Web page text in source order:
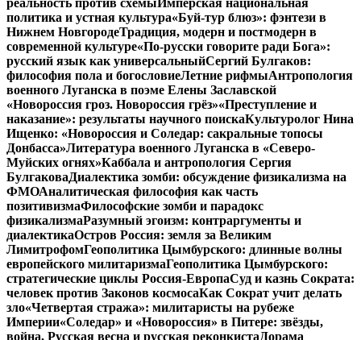
реальность против схемыИмперская национальная
политика и устная культура«Буй-тур блюз»: фэнтези в
Нижнем НовгородеТрадиция, модерн и постмодерн в
современной культуре«По-русски говорите ради Бога»:
русский язык как универсальныйСергий Булгаков:
философия пола и богословиеЛетние рифмыАнтропология
военного Луганска в поэме Елены Заславской
«Новороссия гроз. Новороссия грёз»«Преступление и
наказание»: результаты научного поискаКультуролог Нина
Ищенко: «Новороссия и Соледар: сакральные топосы
Донбасса»Литература военного Луганска в «Северо-
Муйских огнях»Каббала и антропология Сергия
БулгаковаДиалектика зомби: обсуждение физикализма на
ФМОАналитическая философия как часть
позитивизмаФилософские зомби и парадокс
физикализмаРазумный эгоизм: контраргументы и
диалектикаОстров Россия: земля за Великим
ЛимитрофомГеополитика Цымбурского: длинные волны
европейского милитаризмаГеополитика Цымбурского:
стратегические циклы Россия-ЕвропаСуд и казнь Сократа:
человек против Законов космосаКак Сократ учит делать
зло«Четвертая стража»: милитаристы на рубеже
Империи«Соледар» и «Новороссия» в Питере: звёзды,
война, Русская весна и русская реконкистаДорама